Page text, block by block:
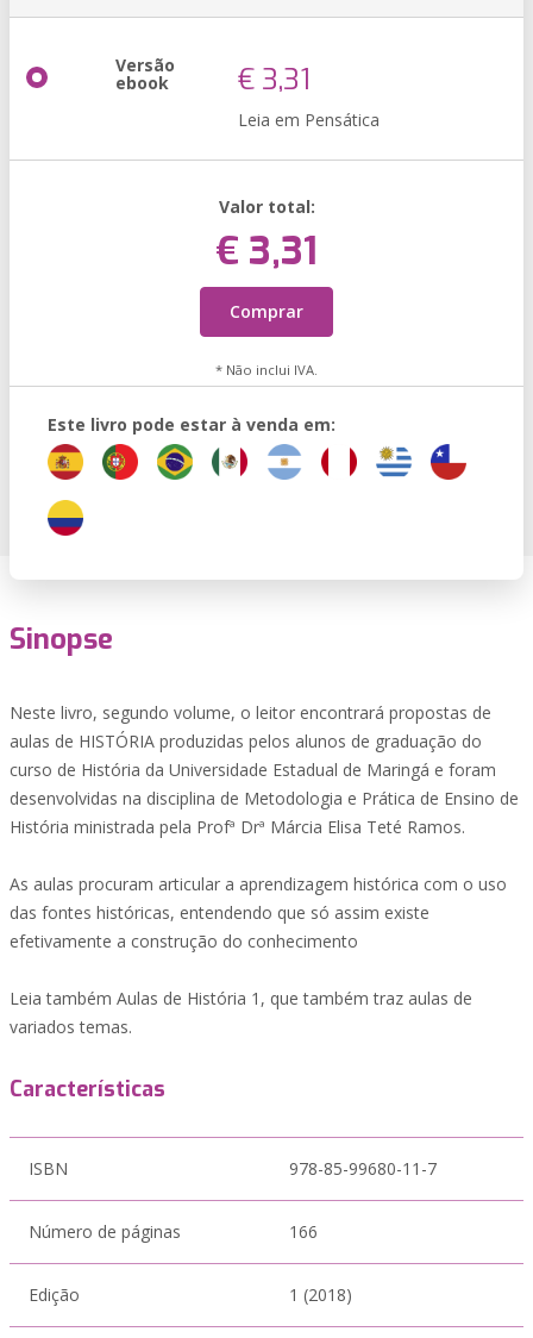
Versão
ebook € 3,31
Leia em Pensática
Valor total:
€ 3,31
Comprar
* Não inclui IVA.
Este livro pode estar à venda em:
Sinopse
Neste livro, segundo volume, o leitor encontrará propostas de
aulas de HISTÓRIA produzidas pelos alunos de graduação do
curso de História da Universidade Estadual de Maringá e foram
desenvolvidas na disciplina de Metodologia e Prática de Ensino de
História ministrada pela Profª Drª Márcia Elisa Teté Ramos.
As aulas procuram articular a aprendizagem histórica com o uso
das fontes históricas, entendendo que só assim existe
efetivamente a construção do conhecimento
Leia também Aulas de História 1, que também traz aulas de
variados temas.
Características
ISBN 978-85-99680-11-7
Número de páginas 166
Edição 1 (2018)